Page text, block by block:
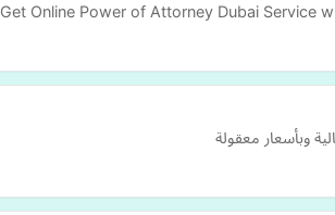
Get Online Power of Attorney Dubai Service
وبأسعار معقولة